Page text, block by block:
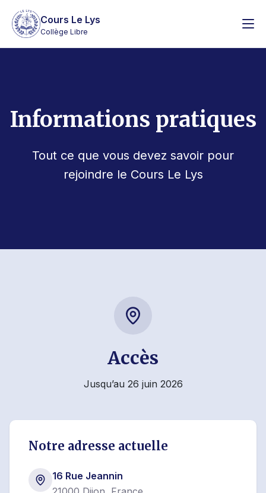
Cours Le Lys
Collège Libre
Informations pratiques
Tout ce que vous devez savoir pour
rejoindre le Cours Le Lys
Accès
Jusqu’au 26 juin 2026
Notre adresse actuelle
16 Rue Jeannin